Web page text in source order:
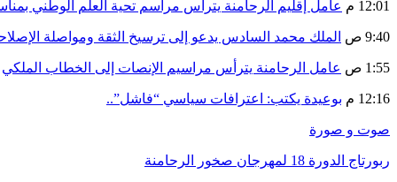
12:01 م عامل إقليم الرحامنة يترأس مراسم تحية العلم الوطني
9:40 ص الملك محمد السادس يدعو إلى ترسيخ الثقة ومواصلة
1:55 ص عامل الرحامنة يترأس مراسيم الإنصات إلى الخطاب الملكي
12:16 م بوعيدة يكتب: اعترافات سياسي “فاشل”..
صوت و صورة
ربورتاج الدورة 18 لمهرجان صخور الرحامنة